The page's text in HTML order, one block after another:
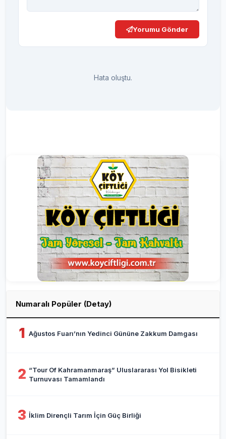
Yorumu Gönder
Hata oluştu.
Numaralı Popüler (Detay)
1 Ağustos Fuarı’nın Yedinci Gününe Zakkum Damgası
2 “Tour Of Kahramanmaraş” Uluslararası Yol Bisikleti
Turnuvası Tamamlandı
3 İklim Dirençli Tarım İçin Güç Birliği